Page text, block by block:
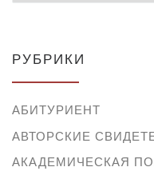
РУБРИКИ
АБИТУРИЕНТ
АВТОРСКИЕ
АКАДЕМИЧЕСКАЯ